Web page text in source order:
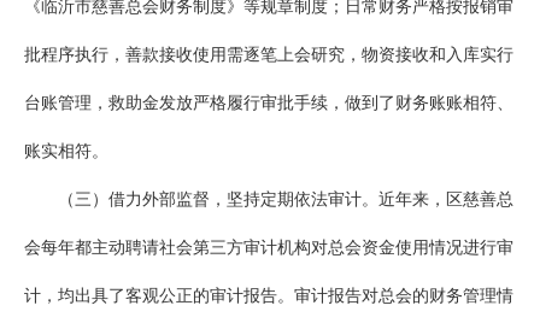
《临沂市慈善总会财务制度》等规章制度；日常财务严格按报销审
批程序执行，善款接收使用需逐笔上会研究，物资接收和入库实行
台账管理，救助金发放严格履行审批手续，做到了财务账账相符、
账实相符。
（三）借力外部监督，坚持定期依法审计。近年来，区慈善总
会每年都主动聘请社会第三方审计机构对总会资金使用情况进行审
计，均出具了客观公正的审计报告。审计报告对总会的财务管理情